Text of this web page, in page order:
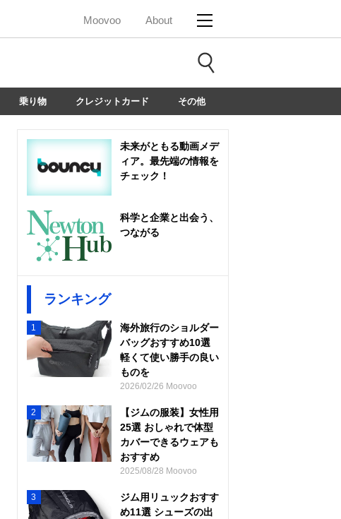
Moovoo About
乗り物 クレジットカード その他
未来がともる動画メデ
ィア。最先端の情報を
チェック！
科学と企業と出会う、
つながる
ランキング
1
海外旅行のショルダー
バッグおすすめ10選
軽くて使い勝手の良い
ものを
2026/02/26 Moovoo
2
【ジムの服装】女性用
25選 おしゃれで体型
カバーできるウェアも
おすすめ
2025/08/28 Moovoo
3
ジム用リュックおすす
め11選 シューズの出